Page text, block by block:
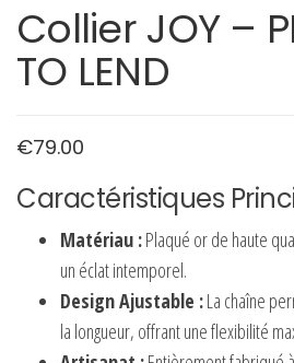
Collier JOY –
TO LEND
€79.00
Caractéristiques
Matériau :Plaqué or de haute
un éclat intemporel.
Design Ajustable :La chaîne
la longueur, offrant une flexibilité